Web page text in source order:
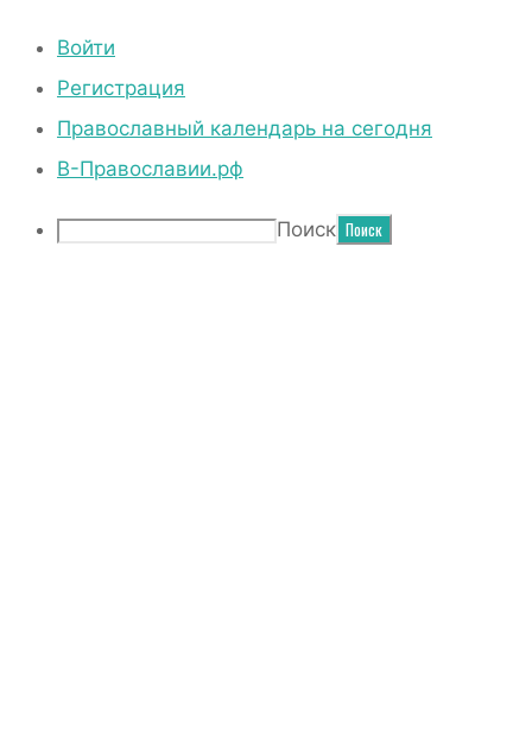
Войти
Регистрация
Православный календарь на сегодня
В-Православии.рф
Поиск